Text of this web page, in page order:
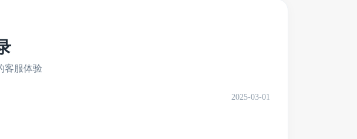
客服体验
2025-03-01